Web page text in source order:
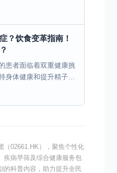
异常激活，导致神经细
？饮食变革指南！
患者面临着双重健康挑
身体健康和提升精子质
病合并医弱精症患者
（02661.HK），聚焦个性化
疾病早筛及综合健康服务包
的科普内容，助力提升全民